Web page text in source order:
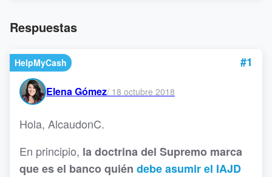
Respuestas
HelpMyCash #1
Elena Gómez/ 18 octubre 2018
Hola, AlcaudonC.
En principio, la doctrina del Supremo marca
que es el banco quién debe asumir el IAJD